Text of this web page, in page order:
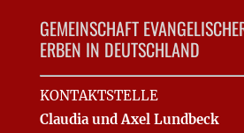
GEMEINSCHAFT
ERBEN IN DEUTSCHLAND
KONTAKTSTELLE
Claudia und Axel Lundbeck